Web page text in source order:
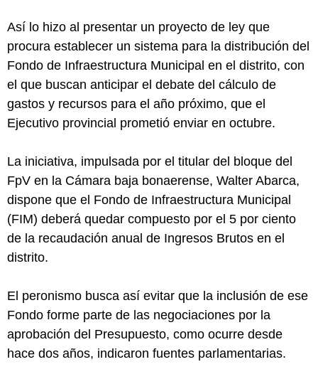
Así lo hizo al presentar un proyecto de ley que
procura establecer un sistema para la distribución del
Fondo de Infraestructura Municipal en el distrito, con
el que buscan anticipar el debate del cálculo de
gastos y recursos para el año próximo, que el
Ejecutivo provincial prometió enviar en octubre.
La iniciativa, impulsada por el titular del bloque del
FpV en la Cámara baja bonaerense, Walter Abarca,
dispone que el Fondo de Infraestructura Municipal
(FIM) deberá quedar compuesto por el 5 por ciento
de la recaudación anual de Ingresos Brutos en el
distrito.
El peronismo busca así evitar que la inclusión de ese
Fondo forme parte de las negociaciones por la
aprobación del Presupuesto, como ocurre desde
hace dos años, indicaron fuentes parlamentarias.